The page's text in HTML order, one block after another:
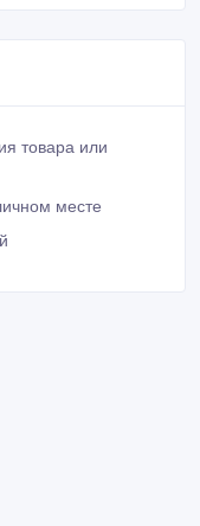
товара или
месте